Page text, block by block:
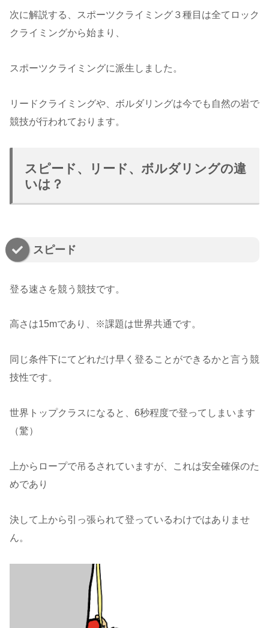
次に解説する、スポーツクライミング３種目は全てロック
クライミングから始まり、
スポーツクライミングに派生しました。
リードクライミングや、ボルダリングは今でも自然の岩で
競技が行われております。
スピード、リード、ボルダリングの違
いは？
スピード
登る速さを競う競技です。
高さは15mであり、※課題は世界共通です。
同じ条件下にてどれだけ早く登ることができるかと言う競
技性です。
世界トップクラスになると、6秒程度で登ってしまいます
（驚）
上からロープで吊るされていますが、これは安全確保のた
めであり
決して上から引っ張られて登っているわけではありませ
ん。